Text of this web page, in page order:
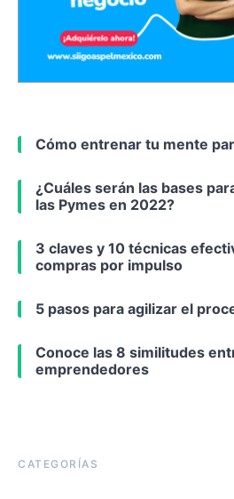
Cómo entrenar tu mente
¿Cuáles serán las bases
las Pymes en 2022?
3 claves y 10 técnicas
compras por impulso
5 pasos para agilizar el
Conoce las 8 similitudes
emprendedores
CATEGORÍAS